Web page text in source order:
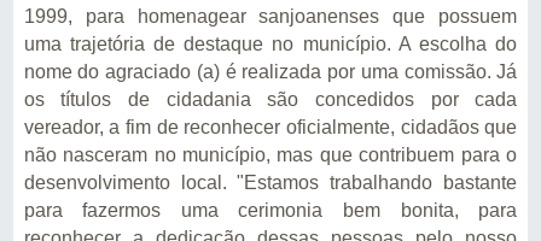
1999, para homenagear sanjoanenses que possuem
uma trajetória de destaque no município. A escolha do
nome do agraciado (a) é realizada por uma comissão. Já
os títulos de cidadania são concedidos por cada
vereador, a fim de reconhecer oficialmente, cidadãos que
não nasceram no município, mas que contribuem para o
desenvolvimento local. "Estamos trabalhando bastante
para fazermos uma cerimonia bem bonita, para